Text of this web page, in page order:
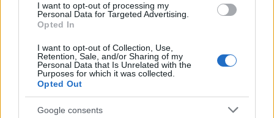
I want to opt-out of processing my
Personal Data for Targeted Advertising.
Opted In
I want to opt-out of Collection, Use,
Retention, Sale, and/or Sharing of my
Personal Data that Is Unrelated with the
Purposes for which it was collected.
Opted Out
Google consents
Η Chery επενδύει 75 εκατ.
δολάρια στην KG Mobility